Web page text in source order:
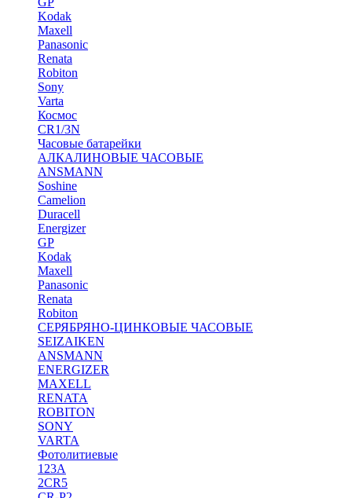
Kodak
Maxell
Panasonic
Renata
Robiton
Sony
Varta
Космос
CR1/3N
Часовые батарейки
АЛКАЛИНОВЫЕ ЧАСОВЫЕ
ANSMANN
Soshine
Camelion
Duracell
Energizer
GP
Kodak
Maxell
Panasonic
Renata
Robiton
СЕРЯБРЯНО-ЦИНКОВЫЕ ЧАСОВЫЕ
SEIZAIKEN
ANSMANN
ENERGIZER
MAXELL
RENATA
ROBITON
SONY
VARTA
Фотолитиевые
123A
2CR5